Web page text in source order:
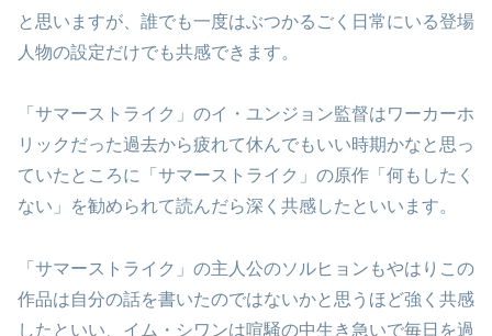
と思いますが、誰でも一度はぶつかるごく日常にいる登場
人物の設定だけでも共感できます。
「サマーストライク」のイ・ユンジョン監督はワーカーホ
リックだった過去から疲れて休んでもいい時期かなと思っ
ていたところに「サマーストライク」の原作「何もしたく
ない」を勧められて読んだら深く共感したといいます。
「サマーストライク」の主人公のソルヒョンもやはりこの
作品は自分の話を書いたのではないかと思うほど強く共感
したといい、イム・シワンは喧騒の中生き急いで毎日を過